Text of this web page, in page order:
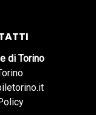
di Torino